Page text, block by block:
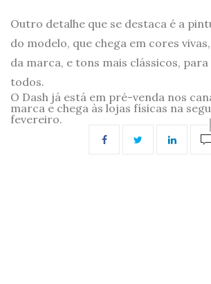
Outro detalhe que se destaca é a
do modelo, que chega em cores
da marca, e tons mais clássicos,
todos.
O Dash já está em pré-venda nos
marca e chega às lojas físicas na
fevereiro.